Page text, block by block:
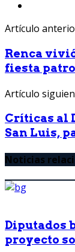
Artículo
Renca
fiesta
Artículo
Críticas al
San Luis,
Noticias
Diputados
proyecto